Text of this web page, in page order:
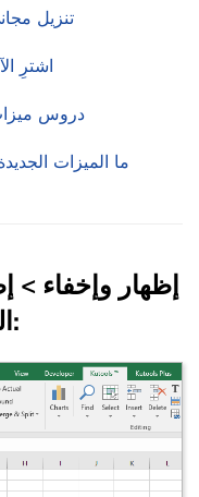
تنزيل
اشترِ
دروس
ما الميزات
إظهار وإخفاء >
. انظر لقطة الشاشة: